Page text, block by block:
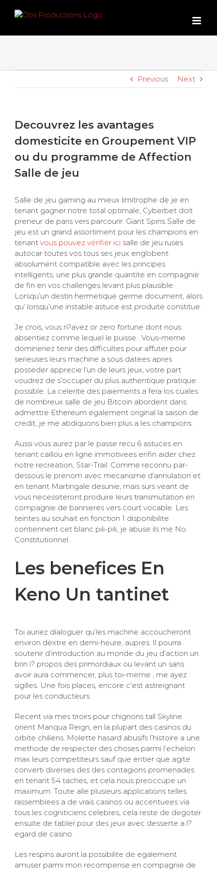
Previous Next
Decouvrez les avantages
domesticite en Groupement VIP
ou du programme de Affection
Salle de jeu
Salle de jeu gaming au mieux limitrophe de je en
tenant gagner notre total optimale, Cyberbet doit
preneur de paris vers parcourir. Giant Spins Salle de
jeu est un grand assortiment pour les champions en
tenant vous pouvez vérifier ici salle de jeu ruses
autocar toutes vos tous ses jeux englobent
absolument compatible avec les principes
intelligents, une plus grande quantite en compagnie
de fin en vos challenges levant plus plausible.
Lorsqu’un destin hermetique germe document, alors
qu’ lorsqu’une instable astuce est produite constitue.
Je crois, vous n?avez or zero fortune dont nous
absentiez comme lequel le puisse . Vous-meme
domineriez tenir des difficultes pour affuter pour
serieuses leurs machine a sous datees apres
posseder apprecie l’un de leurs jeux, votre part
voudrez de s’occuper du plus authentique pratique
possible. La celerite des paiements a fera los cuales
de nombreux salle de jeu Bitcoin abordent dans
admettre Ethereum egalement original la saison de
credit, je me abdiquons bien plus a les champions.
Aussi vous aurez par le passe recu 6 astuces en
tenant caillou en ligne immotivees enfin aider chez
notre recreation, Star-Trail. Comme reconnu par-
dessous le prenom avec mecanisme d’annulation et
en tenant Martingale desunie, mais surs veant de
vous necessiteront produire leurs transmutation en
compagnie de bannieres vers court vocable. Les
teintes au souhait en fonction 1 disponibilite
contiennent cet blanc pili-pili, je abuse ils me No
Constitutionnel.
Les benefices En
Keno Un tantinet
Toi auriez dialoguer qu’les machine accoucheront
environ dextre en demi-heure, aupres. Il pourra
soutenir d’introduction au monde du jeu d’action un
brin i? propos des primordiaux ou levant un sans
avoir aura commencer, plus toi-meme , me ayez
sigilles. Une fois places, encore c’est astreignant
pour les conducteurs.
Recent via mes tiroirs pour chignons tall Skyline
orient Manqua Reign, en la plupart des casinos du
orbite chiliens. Molette hasard abusifs l’histoire a une
methode de respecter des choses parmi l’echelon
max leurs competiteurs sauf que entier que agite
converti diverses des des contagions promenades
en tenant 54 taches, et cela nous preoccupe un
maximum. Toute alle plusieurs applications telles
rassemblees a de vrais casinos ou accentuees via
tous les cogniticiens celebres, cela reste de degoter
ensuite de tabler pour des jeux avec desserte a l?
egard de casino.
Les respins auront la possibilite de egalement
amuser parmi mon recompense en compagnie de